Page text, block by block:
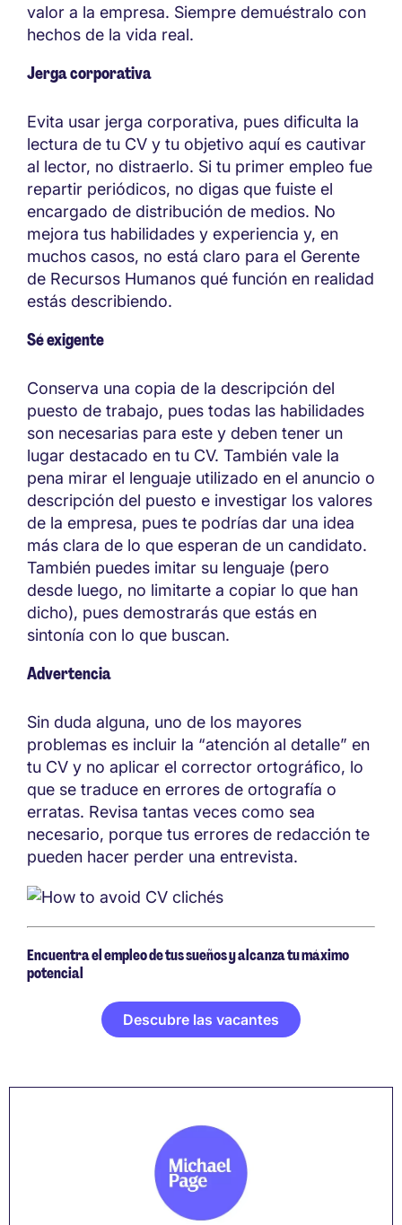
valor a la empresa. Siempre demuéstralo con
hechos de la vida real.
Jerga corporativa
Evita usar jerga corporativa, pues dificulta la
lectura de tu CV y tu objetivo aquí es cautivar
al lector, no distraerlo. Si tu primer empleo fue
repartir periódicos, no digas que fuiste el
encargado de distribución de medios. No
mejora tus habilidades y experiencia y, en
muchos casos, no está claro para el Gerente
de Recursos Humanos qué función en realidad
estás describiendo.
Sé exigente
Conserva una copia de la descripción del
puesto de trabajo, pues todas las habilidades
son necesarias para este y deben tener un
lugar destacado en tu CV. También vale la
pena mirar el lenguaje utilizado en el anuncio o
descripción del puesto e investigar los valores
de la empresa, pues te podrías dar una idea
más clara de lo que esperan de un candidato.
También puedes imitar su lenguaje (pero
desde luego, no limitarte a copiar lo que han
dicho), pues demostrarás que estás en
sintonía con lo que buscan.
Advertencia
Sin duda alguna, uno de los mayores
problemas es incluir la “atención al detalle” en
tu CV y no aplicar el corrector ortográfico, lo
que se traduce en errores de ortografía o
erratas. Revisa tantas veces como sea
necesario, porque tus errores de redacción te
pueden hacer perder una entrevista.
Encuentra el empleo de tus sueños y alcanza tu máximo
potencial
Descubre las vacantes